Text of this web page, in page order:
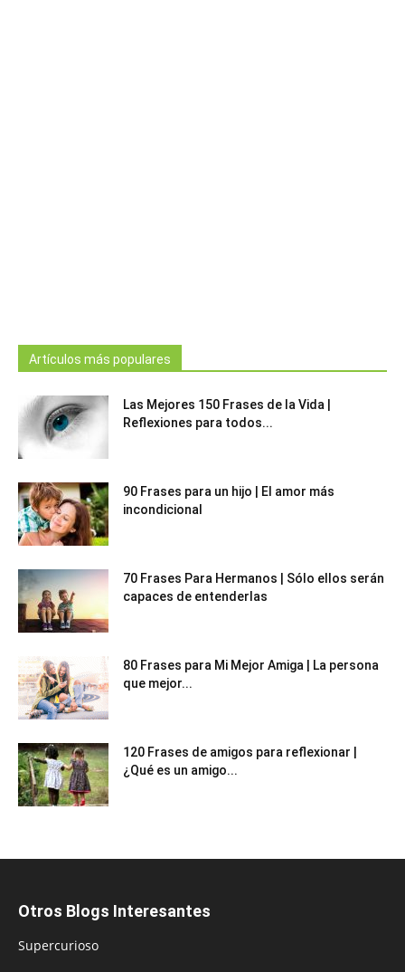
Artículos más populares
Las Mejores 150 Frases de la Vida |
Reflexiones para todos...
90 Frases para un hijo | El amor más
incondicional
70 Frases Para Hermanos | Sólo ellos serán
capaces de entenderlas
80 Frases para Mi Mejor Amiga | La persona
que mejor...
120 Frases de amigos para reflexionar |
¿Qué es un amigo...
Otros Blogs Interesantes
Supercurioso